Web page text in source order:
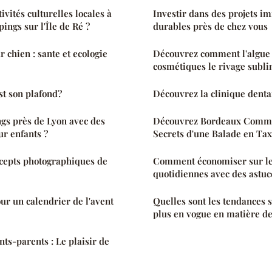
culturelles locales à
sur l'Île de Ré ?
chien : sante et ecologie
son plafond?
près de Lyon avec des
enfants ?
photographiques de
un calendrier de l'avent
parents : Le plaisir de
Investir dans des projets
durables près de chez vous
Découvrez comment
cosmétiques le rivage
Découvrez la clinique
Découvrez Bordeaux
Secrets d'une Balade en
Comment économiser sur
quotidiennes avec des
Quelles sont les tendances
plus en vogue en matière